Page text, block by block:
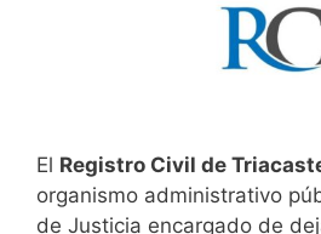
El Registro Civil de
organismo administrativo
de Justicia encargado de